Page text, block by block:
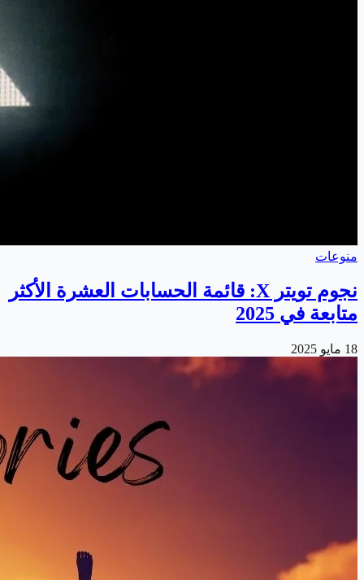
منوعات
نجوم تويتر X: قائمة الحسابات العشرة الأكثر
متابعة في 2025
18 مايو 2025